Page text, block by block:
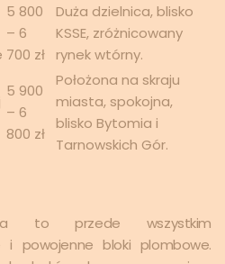
5 800
– 6
700 zł
Duża dzielnica, blisko
KSSE, zróżnicowany
rynek wtórny.
5 900
– 6
800 zł
Położona na skraju
miasta, spokojna,
blisko Bytomia i
Tarnowskich Gór.
to przede wszystkim
i powojenne bloki plombowe.